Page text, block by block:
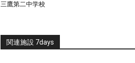
三鷹第二中学校
関連施設 7days